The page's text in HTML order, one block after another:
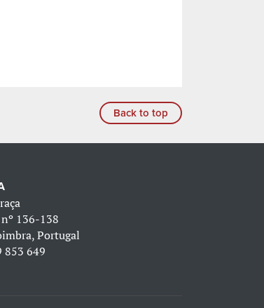
Back to top
136-138
Portugal
853 649